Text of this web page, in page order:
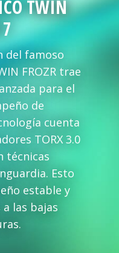
TWIN
del famoso
FROZR trae
para el
de
cuenta
TORX 3.0
técnicas
Esto
estable y
las bajas